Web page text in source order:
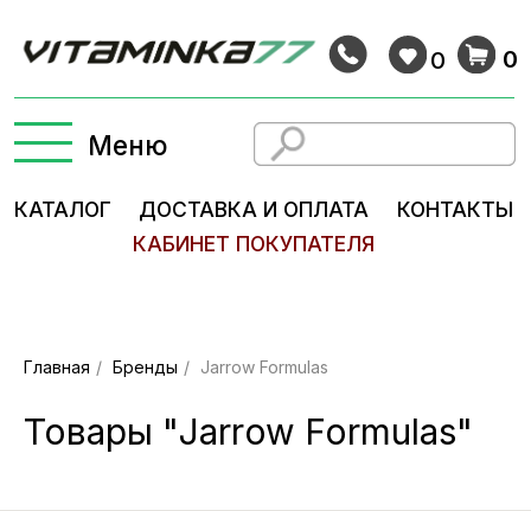
ДОСТАВКА И ОПЛАТА
КАТАЛОГ
0
КОНТАКТЫ
Меню
0
Главная / Бренды / Jarrow Formulas
Товары "Jarrow Formulas"